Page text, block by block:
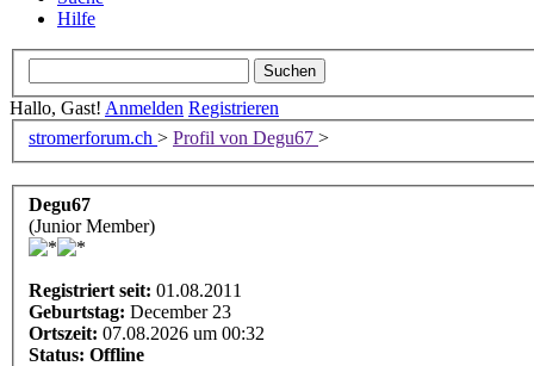
Hilfe
Hallo, Gast! Anmelden Registrieren
stromerforum.ch > Profil von Degu67 >
Degu67
(Junior Member)
Registriert seit: 01.08.2011
Geburtstag: December 23
Ortszeit: 07.08.2026 um 00:32
Status: Offline